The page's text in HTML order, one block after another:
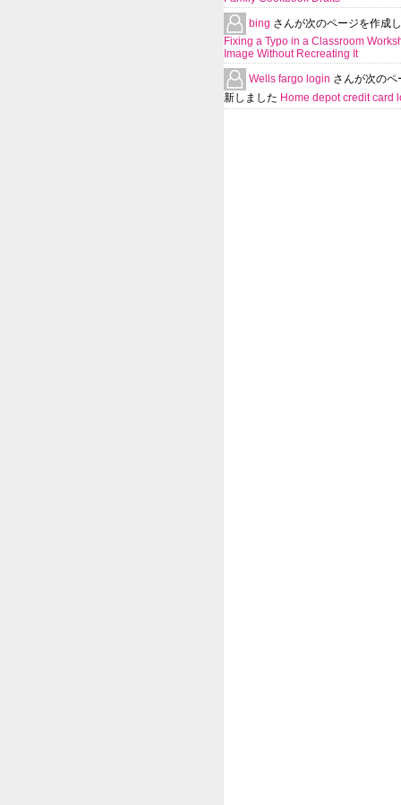
bing さんが次のページを作成
Fixing a Typo in a Classroom
Image Without Recreating It
Wells fargo login さんが次のペ
新しました Home depot credit card